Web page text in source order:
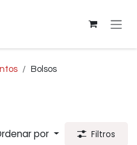
Bolsos
por Filtros